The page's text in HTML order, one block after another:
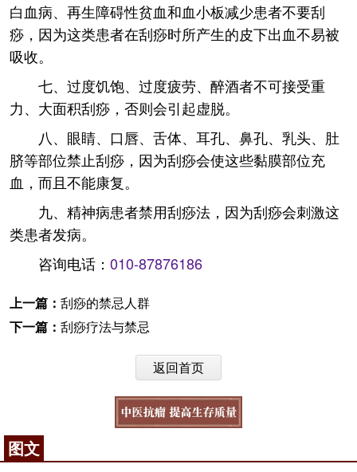
白血病、再生障碍性贫血和血小板减少患者不要刮
痧，因为这类患者在刮痧时所产生的皮下出血不易被
吸收。
七、过度饥饱、过度疲劳、醉酒者不可接受重
力、大面积刮痧，否则会引起虚脱。
八、眼睛、口唇、舌体、耳孔、鼻孔、乳头、肚
脐等部位禁止刮痧，因为刮痧会使这些黏膜部位充
血，而且不能康复。
九、精神病患者禁用刮痧法，因为刮痧会刺激这
类患者发病。
咨询电话： 010-87876186
上一篇： 刮痧的禁忌人群
下一篇： 刮痧疗法与禁忌
返回首页
图文